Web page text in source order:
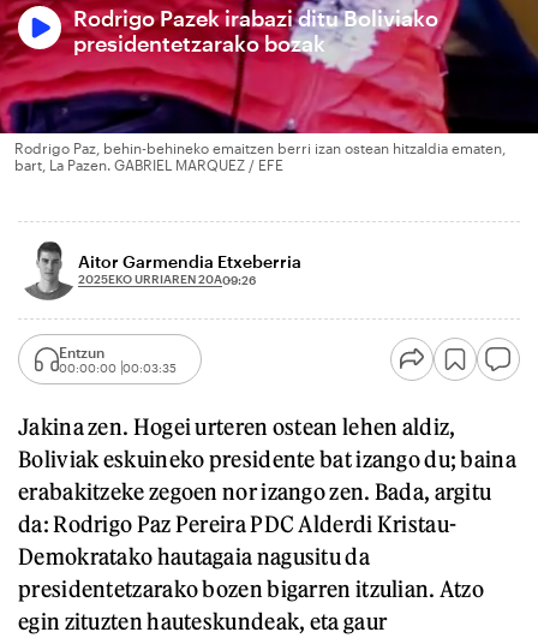
Rodrigo Pazek irabazi ditu Boliviako
presidentetzarako bozak
Rodrigo Paz, behin-behineko emaitzen berri izan ostean hitzaldia ematen,
bart, La Pazen. GABRIEL MARQUEZ / EFE
Aitor Garmendia Etxeberria
2025EKO URRIAREN 20A09:26
Entzun
00:00:00 00:03:35
Jakina zen. Hogei urteren ostean lehen aldiz,
Boliviak eskuineko presidente bat izango du; baina
erabakitzeke zegoen nor izango zen. Bada, argitu
da: Rodrigo Paz Pereira PDC Alderdi Kristau-
Demokratako hautagaia nagusitu da
presidentetzarako bozen bigarren itzulian. Atzo
egin zituzten hauteskundeak, eta gaur